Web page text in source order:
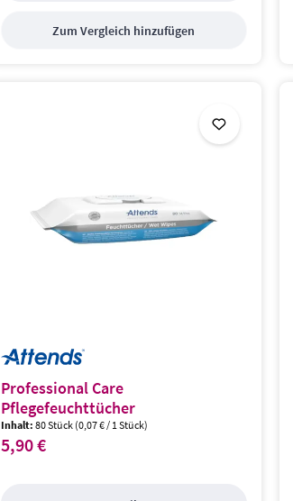
Zum Vergleich hinzufügen
Professional Care
Pflegefeuchttücher
Inhalt: 80 Stück (0,07 € / 1 Stück)
Regulärer Preis:
5,90 €